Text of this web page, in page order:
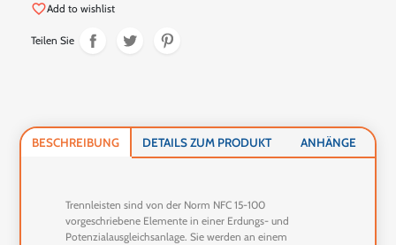
favorite_borderAdd to wishlist
Teilen Sie
BESCHREIBUNG DETAILS ZUM PRODUKT ANHÄNGE
Trennleisten sind von der Norm NFC 15-100
vorgeschriebene Elemente in einer Erdungs- und
Potenzialausgleichsanlage. Sie werden an einem